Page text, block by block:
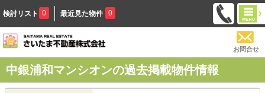
検討リスト 0 最近見た物件 0
お問合せ
中銀浦和マンシオンの過去掲載物件情報